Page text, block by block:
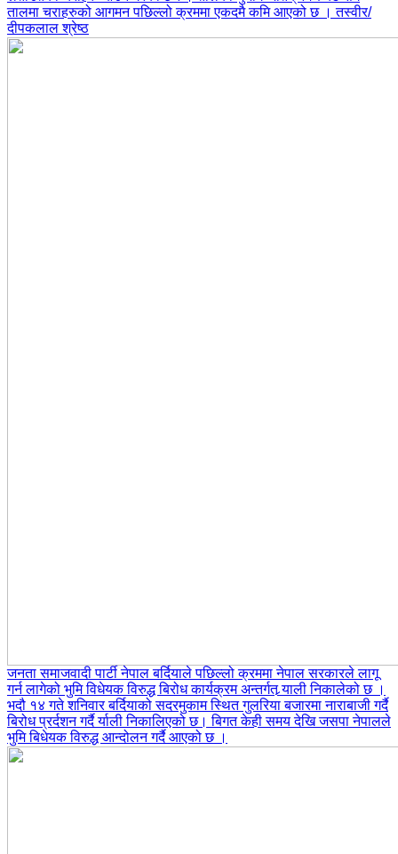
तालमा चराहरुको आगमन पछिल्लो क्रममा एकदमै कमि आएको छ । तस्वीर/
दीपकलाल श्रेष्ठ
जनता समाजवादी पार्टी नेपाल बर्दियाले पछिल्लो क्रममा नेपाल सरकारले लागू
गर्न लागेको भुमि विधेयक विरुद्ध बिरोध कार्यक्रम अन्तर्गत र्‍याली निकालेको छ ।
भदौ १४ गते शनिवार बर्दियाको सदरमुकाम स्थित गुलरिया बजारमा नाराबाजी गर्दै
बिरोध प्रर्दशन गर्दै र्याली निकालिएको छ। बिगत केही समय देखि जसपा नेपालले
भुमि बिधेयक विरुद्ध आन्दोलन गर्दै आएको छ ।